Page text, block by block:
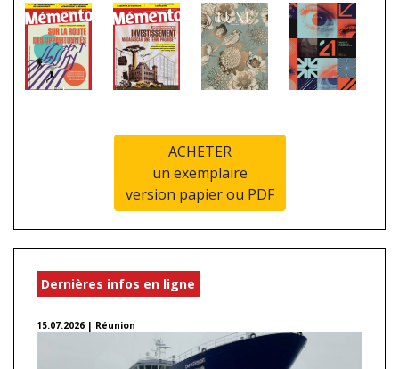
ACHETER
un exemplaire
version papier ou PDF
Dernières infos en ligne
15.07.2026 | Réunion